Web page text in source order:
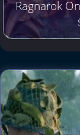
Ragnarok